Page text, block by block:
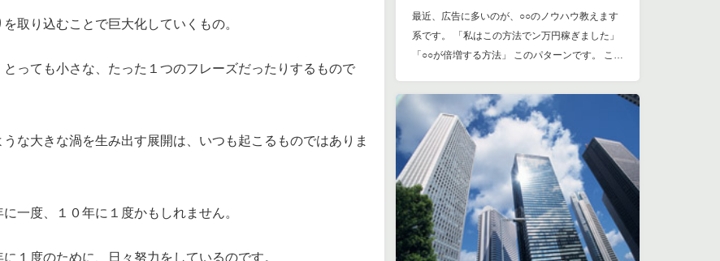
取り込むことで巨大化していくもの。
とっても小さな、たった１つのフレーズだったりするもので
うな大きな渦を生み出す展開は、いつも起こるものではありま
一度、１０年に１度かもしれません。
１度のために、日々努力をしているのです。
最近、広告に多いのが、○○のノウハウ教えます
系です。 「私はこの方法でン万円稼ぎました」
「○○が倍増する方法」 このパターンです。 こ…